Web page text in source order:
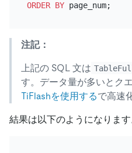
ORDER BY
注記：
上記の SQL 文は
す。データ量が多いとク
TiFlashを使用するで高速
結果は以下のようになります